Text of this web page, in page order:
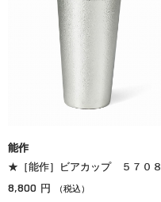
能作
★［能作］ビアカップ ５７０８
8,800 円 （税込）